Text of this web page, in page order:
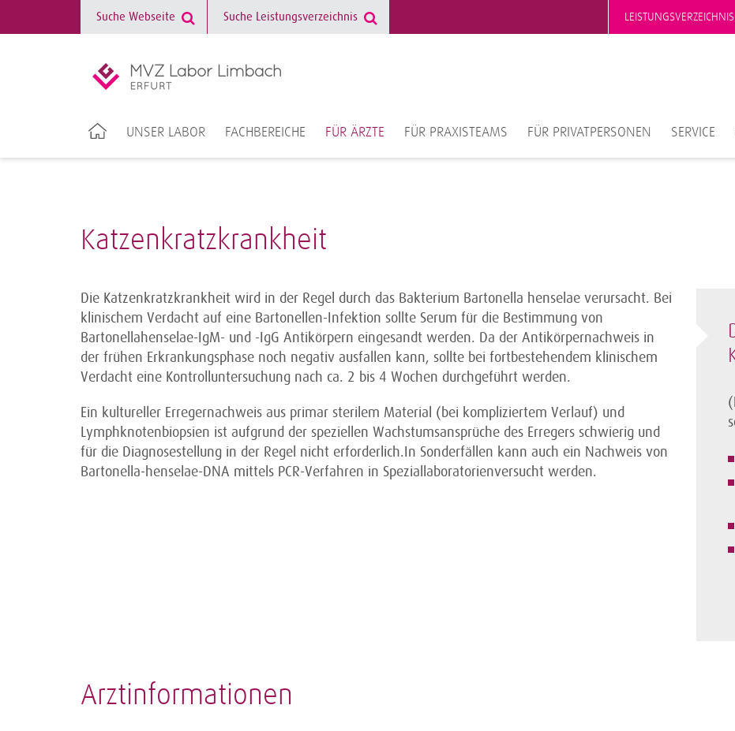
LEISTUNGSVERZEICHNIS
UNSER LABOR FACHBEREICHE FÜR ÄRZTE FÜR PRAXISTEAMS FÜR PRIVATPERSONEN SERVICE
Katzenkratzkrankheit
Die Katzenkratzkrankheit wird in der Regel durch das Bakterium Bartonella henselae verursacht. Bei
klinischem Verdacht auf eine Bartonellen-Infektion sollte Serum für die Bestimmung von
Bartonellahenselae-IgM- und -IgG Antikörpern eingesandt werden. Da der Antikörpernachweis in
der frühen Erkrankungsphase noch negativ ausfallen kann, sollte bei fortbestehendem klinischem
Verdacht eine Kontrolluntersuchung nach ca. 2 bis 4 Wochen durchgeführt werden.
Ein kultureller Erregernachweis aus primar sterilem Material (bei kompliziertem Verlauf) und
Lymphknotenbiopsien ist aufgrund der speziellen Wachstumsansprüche des Erregers schwierig und
für die Diagnosestellung in der Regel nicht erforderlich.In Sonderfällen kann auch ein Nachweis von
Bartonella-henselae-DNA mittels PCR-Verfahren in Speziallaboratorienversucht werden.
Arztinformationen